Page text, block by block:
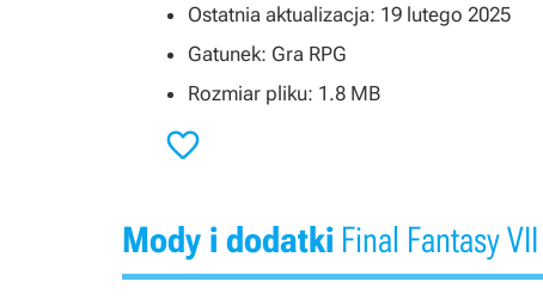
Ostatnia aktualizacja: 19 lutego 2025
Gatunek: Gra RPG
Rozmiar pliku: 1.8 MB

Mody i dodatki Final Fantasy